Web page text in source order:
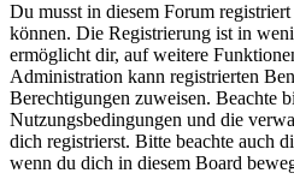
Du musst in diesem Forum
können. Die Registrierung ist in
ermöglicht dir, auf weitere
Administration kann registrierten
Berechtigungen zuweisen. Beachte
Nutzungsbedingungen und die
dich registrierst. Bitte beachte auch
wenn du dich in diesem Board